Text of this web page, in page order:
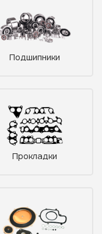
Подшипники
Прокладки